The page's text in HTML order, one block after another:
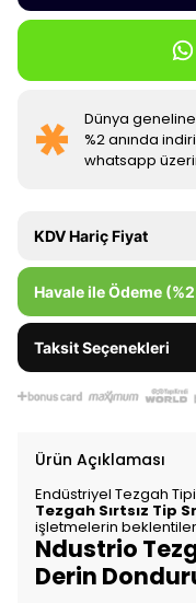
Dünya
%2 anında
whatsapp
KDV Hariç Fiyat
Havale ile Ödeme
Taksit Seçenekleri
Ürün Açıklaması
Endüstriyel Tezgah
Tezgah Sırtsız Tip
işletmelerin
Ndustrio
Derin